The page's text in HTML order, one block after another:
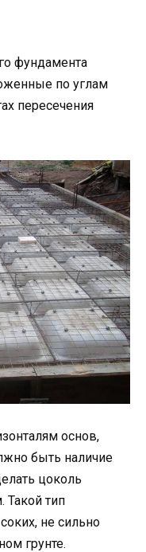
фундамента
по углам
пересечения
основ,
быть наличие
цоколь
Такой тип
не сильно
грунте.